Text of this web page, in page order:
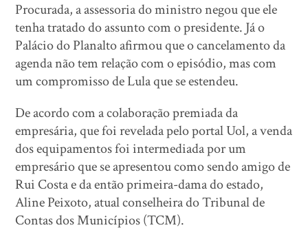
Procurada, a assessoria do ministro negou que ele
tenha tratado do assunto com o presidente. Já o
Palácio do Planalto afirmou que o cancelamento da
agenda não tem relação com o episódio, mas com
um compromisso de Lula que se estendeu.
De acordo com a colaboração premiada da
empresária, que foi revelada pelo portal Uol, a venda
dos equipamentos foi intermediada por um
empresário que se apresentou como sendo amigo de
Rui Costa e da então primeira-dama do estado,
Aline Peixoto, atual conselheira do Tribunal de
Contas dos Municípios (TCM).